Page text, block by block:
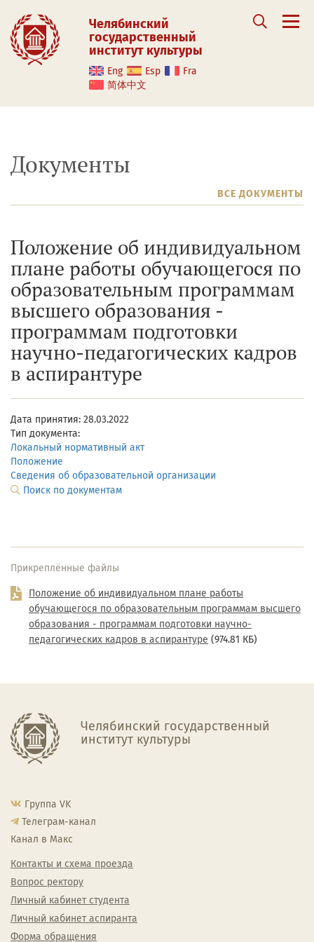
Челябинский
государственный
институт культуры
Eng Esp
Fra
简体中文
Документы
ВСЕ ДОКУМЕНТЫ
Положение об индивидуальном
плане работы обучающегося по
образовательным программам
высшего образования -
программам подготовки
научно-педагогических кадров
в аспирантуре
Дата принятия: 28.03.2022
Тип документа:
Локальный нормативный акт
Положение
Сведения об образовательной организации
Поиск по документам
Прикреплённые файлы
Положение об индивидуальном плане работы
обучающегося по образовательным программам высшего
образования - программам подготовки научно-
педагогических кадров в аспирантуре (974.81 КБ)
Челябинский государственный
институт культуры
Группа VK
Телеграм-канал
Канал в Макс
Контакты и схема проезда
Вопрос ректору
Личный кабинет студента
Личный кабинет аспиранта
Форма обращения